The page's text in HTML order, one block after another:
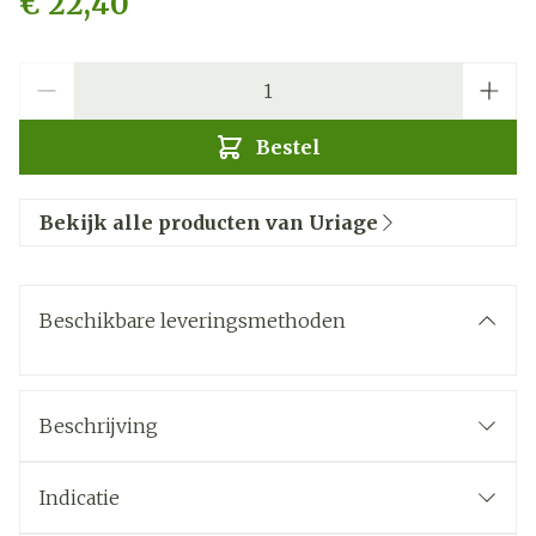
Bestel
Bekijk alle producten van Uriage
Beschikbare leveringsmethoden
Beschrijving
Indicatie